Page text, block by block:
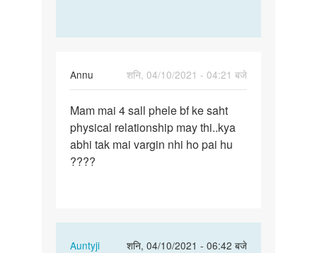
Annu
शनि, 04/10/2021 - 04:21 बजे
Mam
mai
4
sall
Mam mai 4 sall phele bf ke saht
physical relationship may thi..kya
abhi tak mai vargin nhi ho pai hu
????
Auntyji
शनि, 04/10/2021 - 06:42 बजे
In